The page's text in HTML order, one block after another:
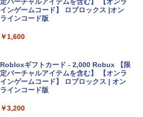
tomtoc 360°保護 15.6 16インチ パソコ
book Lenovo対応
Apple 2026 MacBook Air M5チップ搭載
13インチノートブック：AIとApple Intell
スプレイ、16GBユニファイドメモリ、1
インゲームコード】 ロブロックス |オン
ラインコード版
￥1,600
Robloxギフトカード - 2,000 Robux 【限
定バーチャルアイテムを含む】 【オンラ
インゲームコード】 ロブロックス | オン
ラインコード版
￥3,200